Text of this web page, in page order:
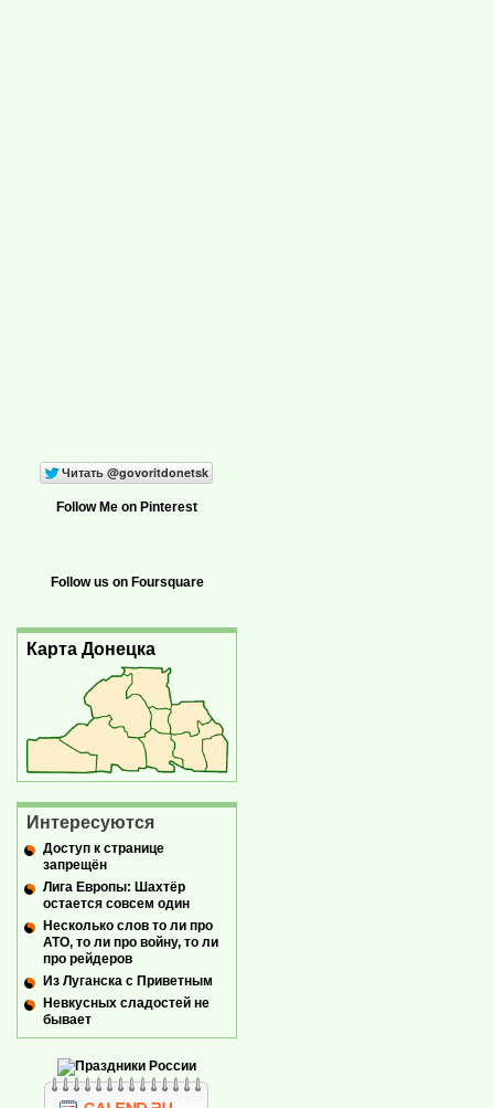
Follow Me on Pinterest
Follow us on Foursquare
Карта Донецка
Интересуются
Доступ к странице
запрещён
Лига Европы: Шахтёр
остается совсем один
Несколько слов то ли про
АТО, то ли про войну, то ли
про рейдеров
Из Луганска с Приветным
Невкусных сладостей не
бывает